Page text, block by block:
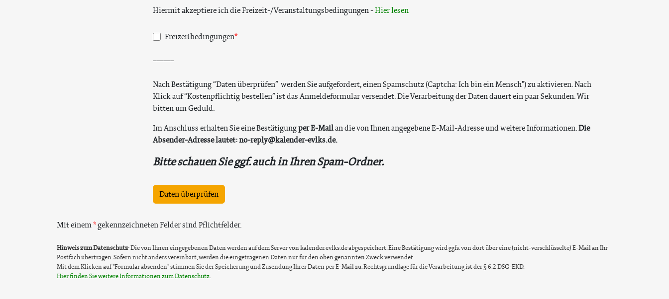
Hiermit akzeptiere ich die Freizeit-/Veranstaltungsbedingungen -Hier lesen
Freizeitbedingungen
______
Nach Bestätigung “Daten überprüfen” werden Sie aufgefordert, einen Spamschutz (Captcha: Ich bin ein Mensch") zu aktivieren. Nach
Klick auf “Kostenpflichtig bestellen” ist das Anmeldeformular versendet. Die Verarbeitung der Daten dauert ein paar Sekunden. Wir
bitten um Geduld.
Im Anschluss erhalten Sie eine Bestätigungper E-Mailan die von Ihnen angegebene E-Mail-Adresse und weitere Informationen.Die
Absender-Adresse lautet: no-reply@kalender-evlks.de.
Bitte schauen Sie ggf. auch in Ihren Spam-Ordner.
Daten überprüfen
Mit einem gekennzeichneten Felder sind Pflichtfelder.
Hinweis zum Datenschutz: Die von Ihnen eingegebenen Daten werden auf dem Server von kalender.evlks.de abgespeichert. Eine Bestätigung wird ggfs. von dort über eine (nicht-verschlüsselte) E-Mail an Ihr
Postfach übertragen. Sofern nicht anders vereinbart, werden die eingetragenen Daten nur für den oben genannten Zweck verwendet.
Mit dem Klicken auf "Formular absenden" stimmen Sie der Speicherung und Zusendung Ihrer Daten per E-Mail zu. Rechtsgrundlage für die Verarbeitung ist der § 6.2 DSG-EKD.
Hier finden Sie weitere Informationen zum Datenschutz.